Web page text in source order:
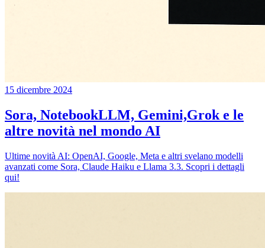
15 dicembre 2024
Sora, NotebookLLM, Gemini,Grok e le
altre novità nel mondo AI
Ultime novità AI: OpenAI, Google, Meta e altri svelano modelli
avanzati come Sora, Claude Haiku e Llama 3.3. Scopri i dettagli
qui!